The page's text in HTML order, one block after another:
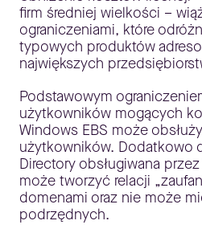
firm średniej wielkości –
ograniczeniami, które
typowych produktów
największych
Podstawowym
użytkowników mogących
Windows EBS może
użytkowników. Dodatkowo
Directory obsługiwana
może tworzyć relacji
domenami oraz nie może
podrzędnych.